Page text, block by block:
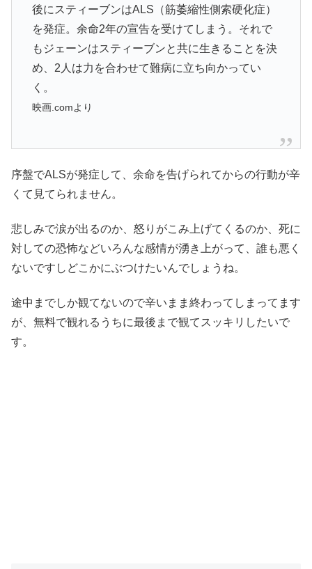
後にスティーブンはALS（筋萎縮性側索硬化症）
を発症。余命2年の宣告を受けてしまう。それで
もジェーンはスティーブンと共に生きることを決
め、2人は力を合わせて難病に立ち向かってい
く。
映画.comより
序盤でALSが発症して、余命を告げられてからの行動が辛
くて見てられません。
悲しみで涙が出るのか、怒りがこみ上げてくるのか、死に
対しての恐怖などいろんな感情が湧き上がって、誰も悪く
ないですしどこかにぶつけたいんでしょうね。
途中までしか観てないので辛いまま終わってしまってます
が、無料で観れるうちに最後まで観てスッキリしたいで
す。